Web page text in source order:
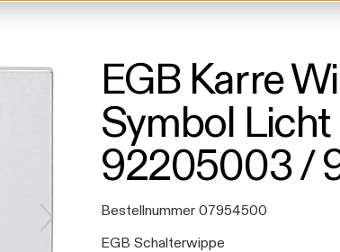
EGB Karre
Symbol Licht
92205003 /
Bestellnummer 07954500
EGB Schalterwippe